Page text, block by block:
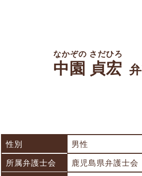
中園 貞宏
なかぞの さだひろ
性別
男性
所属弁護士会
鹿児島県弁護士会